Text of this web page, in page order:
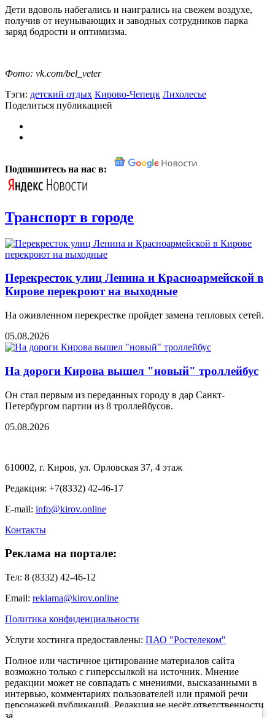
Дети вдоволь набегались и наигрались на свежем воздухе,
получив от неунывающих и заводных сотрудников парка
заряд бодрости и оптимизма.
Фото: vk.com/bel_veter
Тэги: детский отдых Кирово-Чепецк Лихолесье
Поделиться публикацией
Подпишитесь на нас в:
Транспорт в городе
Перекресток улиц Ленина и Красноармейской в
Кирове перекроют на выходные
На оживленном перекрестке пройдет замена тепловых сетей.
05.08.2026
На дороги Кирова вышел "новый" троллейбус
Он стал первым из переданных городу в дар Санкт-
Петербургом партии из 8 троллейбусов.
05.08.2026
610002, г. Киров, ул. Орловская 37, 4 этаж
Редакция: +7(8332) 42-46-17
E-mail: info@kirov.online
Контакты
Реклама на портале:
Тел: 8 (8332) 42-46-12
Email: reklama@kirov.online
Политика конфиденциальности
Услуги хостинга предоставлены: ПАО "Ростелеком"
Полное или частичное цитирование материалов сайта
возможно только с гиперссылкой на источник. Мнение
редакции может не совпадать с мнениями, высказанными в
интервью, комментариях пользователей или прямой речи
персонажей публикаций. Редакция не несёт ответственности
за текст комментариев читателей.